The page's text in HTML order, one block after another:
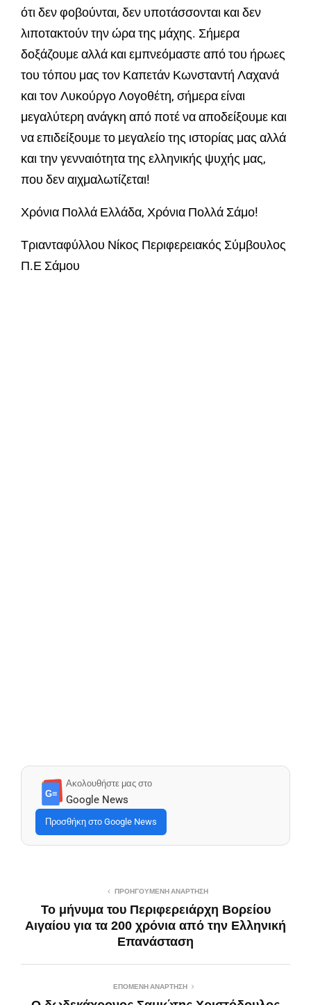
ότι δεν φοβούνται, δεν υποτάσσονται και δεν
λιποτακτούν την ώρα της μάχης. Σήμερα
δοξάζουμε αλλά και εμπνεόμαστε από του ήρωες
του τόπου μας τον Καπετάν Κωνσταντή Λαχανά
και τον Λυκούργο Λογοθέτη, σήμερα είναι
μεγαλύτερη ανάγκη από ποτέ να αποδείξουμε και
να επιδείξουμε το μεγαλείο της ιστορίας μας αλλά
και την γενναιότητα της ελληνικής ψυχής μας,
που δεν αιχμαλωτίζεται!
Χρόνια Πολλά Ελλάδα, Χρόνια Πολλά Σάμο!
Τριανταφύλλου Νίκος Περιφερειακός Σύμβουλος
Π.Ε Σάμου
G≡
Ακολουθήστε μας στο
Google News
Προσθήκη στο Google News
ΠΡΟΗΓΟΎΜΕΝΗ ΑΝΆΡΤΗΣΗ
Το μήνυμα του Περιφερειάρχη Βορείου
Αιγαίου για τα 200 χρόνια από την Ελληνική
Επανάσταση
ΕΠΌΜΕΝΗ ΑΝΆΡΤΗΣΗ